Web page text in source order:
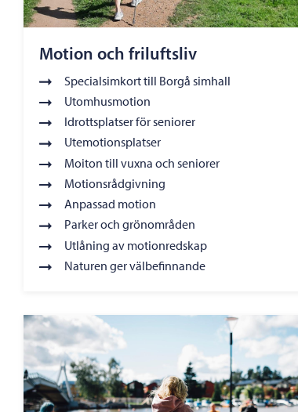
Motion och friluftsliv
Specialsimkort till Borgå simhall
Utomhusmotion
Idrottsplatser för seniorer
Utemotionsplatser
Moiton till vuxna och seniorer
Motionsrådgivning
Anpassad motion
Parker och grönområden
Utlåning av motionredskap
Naturen ger välbefinnande